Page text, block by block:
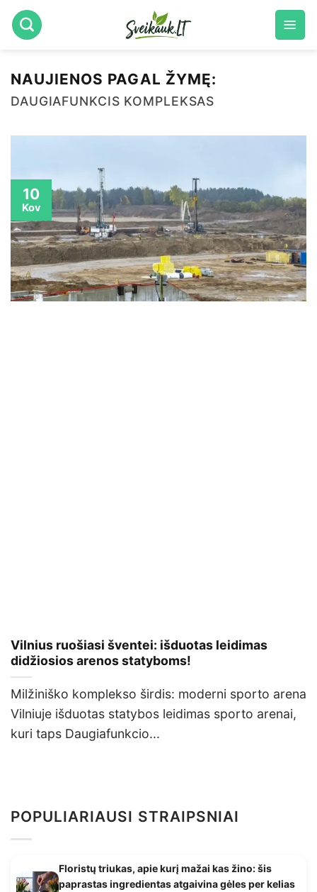
Skip
to
NAUJIENOS PAGAL ŽYMĘ:
DAUGIAFUNKCIS KOMPLEKSAS
Vilnius ruošiasi šventei: išduotas leidimas
didžiosios arenos statyboms!
Milžiniško komplekso širdis: moderni sporto arena
Vilniuje išduotas statybos leidimas sporto arenai,
kuri taps Daugiafunkcio...
10
Kov
POPULIARIAUSI STRAIPSNIAI
Floristų triukas, apie kurį mažai kas žino: šis
paprastas ingredientas atgaivina gėles per kelias